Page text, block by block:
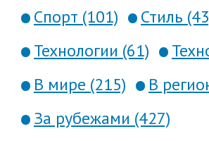
Спорт (101)
Стиль
Технологии (61)
В мире (215)
В
За рубежами (427)